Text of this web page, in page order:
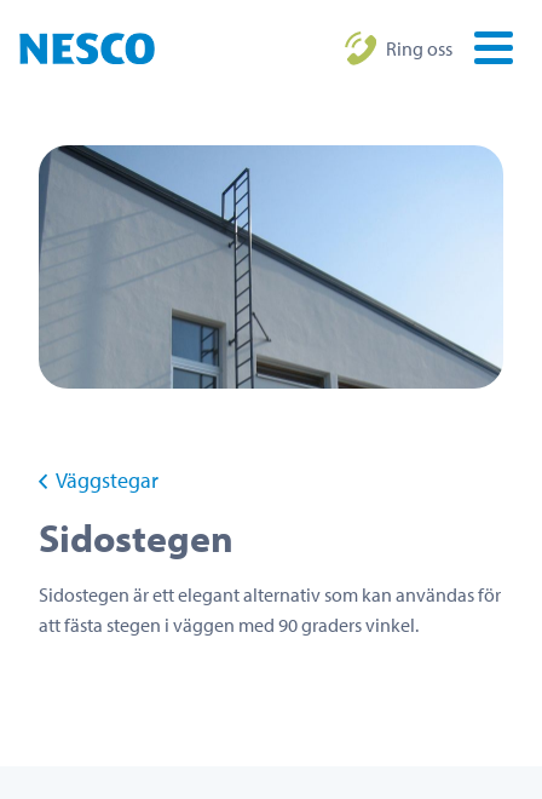
Ring oss
Väggstegar
Sidostegen
Sidostegen är ett elegant alternativ som kan användas för
att fästa stegen i väggen med 90 graders vinkel.